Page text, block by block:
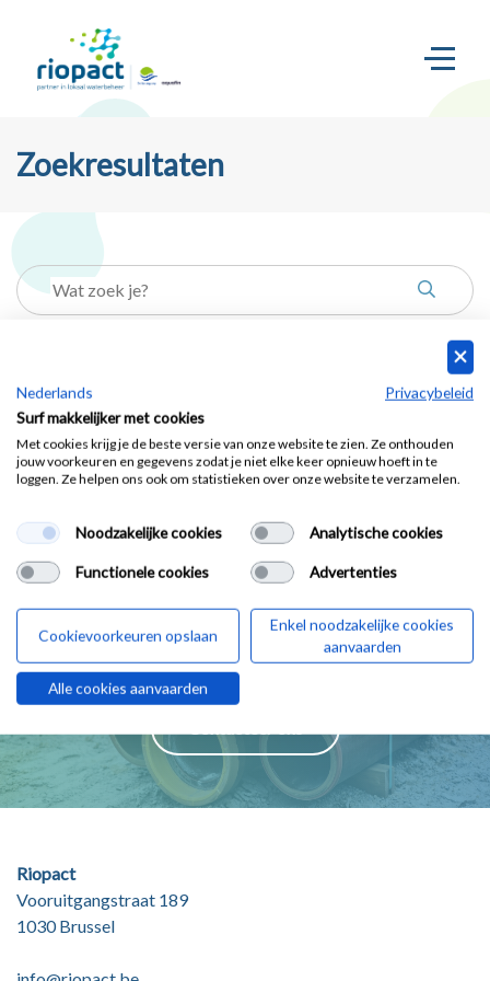
Zoekresultaten
Geen zoekresultaten
Gelieve een zoekterm in te voeren
Riopact is een samenwerking tussen De
Watergroep en Aquafin
Nood aan meer informatie?
Riopact
Vooruitgangstraat 189
1030 Brussel
Nederlands
Privacybeleid
Surf makkelijker met cookies
Met cookies krijg je de beste versie van onze website te zien. Ze onthouden
jouw voorkeuren en gegevens zodat je niet elke keer opnieuw hoeft in te
loggen. Ze helpen ons ook om statistieken over onze website te verzamelen.
Noodzakelijke cookies Analytische cookies
Functionele cookies Advertenties
Cookievoorkeuren opslaan
Enkel noodzakelijke cookies
aanvaarden
Alle cookies aanvaarden